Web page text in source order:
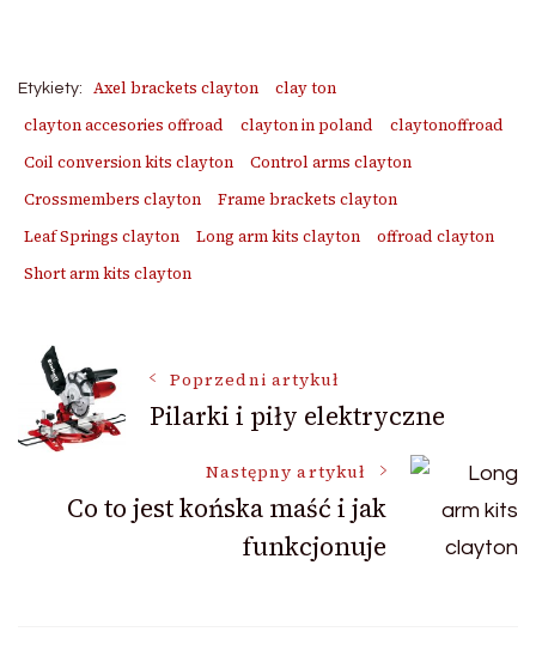
Etykiety: Axel brackets clayton
clay ton
clayton accesories offroad
clayton in poland
claytonoffroad
Coil conversion kits clayton
Control arms clayton
Crossmembers clayton
Frame brackets clayton
Leaf Springs clayton
Long arm kits clayton
offroad clayton
Short arm kits clayton
Nawigacja
wpisu
Poprzedni artykuł
Pilarki i piły elektryczne
Następny artykuł
Co to jest końska maść i jak
funkcjonuje